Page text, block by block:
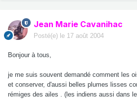
Jean Marie Cavanihac
Posté(e) le 17 août 2004
Bonjour à tous,
je me suis souvent demandé comment les
et conserver, d'aussi belles plumes lisses
rémiges des ailes . (les indiens aussi dans